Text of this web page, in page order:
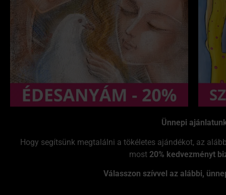
Ünnepi
Hogy segítsünk megtalálni a tökéletes ajándékot, az
most 20% kedvezményt
Válasszon szívvel az alábbi,